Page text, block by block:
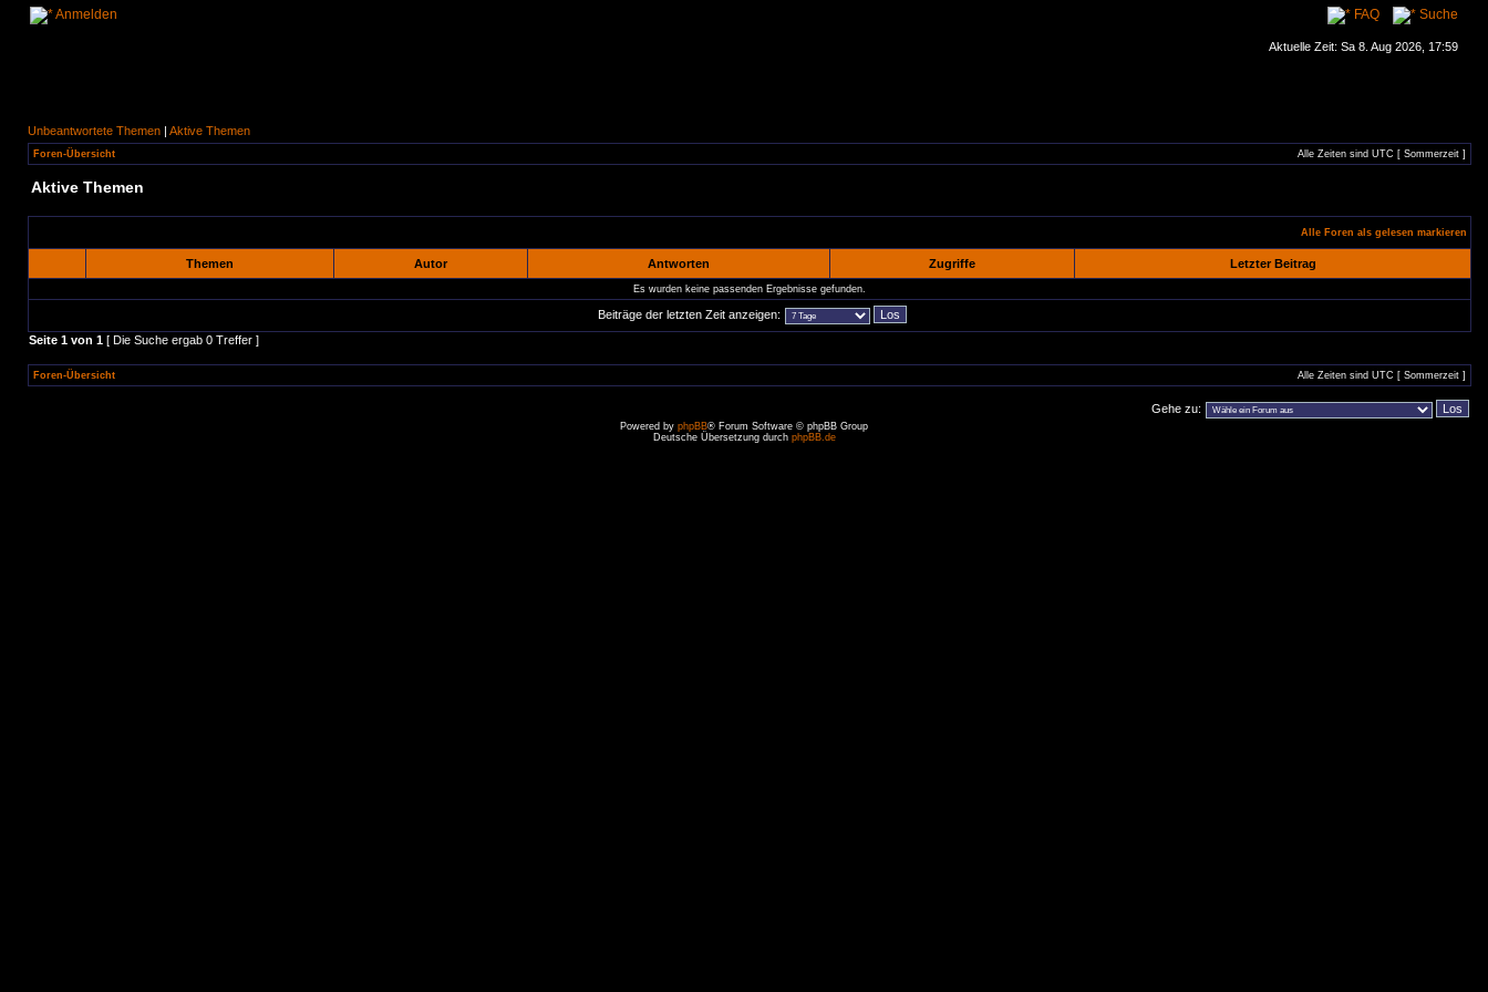
Anmelden FAQ Suche
Aktuelle Zeit: Sa 8. Aug 2026, 17:59
Unbeantwortete Themen | Aktive Themen
Foren-Übersicht Alle Zeiten sind UTC [ Sommerzeit ]
Aktive Themen
Alle Foren als gelesen markieren
Themen Autor Antworten Zugriffe Letzter Beitrag
Es wurden keine passenden Ergebnisse gefunden.
Beiträge der letzten Zeit anzeigen:
Seite 1 von 1 [ Die Suche ergab 0 Treffer ]
Foren-Übersicht Alle Zeiten sind UTC [ Sommerzeit ]
Gehe zu:
Powered by phpBB® Forum Software © phpBB Group
Deutsche Übersetzung durch phpBB.de